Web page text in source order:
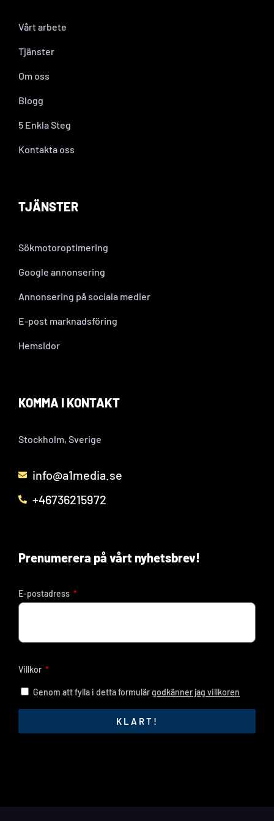
Vårt arbete
Tjänster
Om oss
Blogg
5 Enkla Steg
Kontakta oss
TJÄNSTER
Sökmotoroptimering
Google annonsering
Annonsering på sociala medier
E-post marknadsföring
Hemsidor
KOMMA I KONTAKT
Stockholm, Sverige
info@a1media.se
+46736215972
Prenumerera på vårt nyhetsbrev!
E-postadress
Villkor
Genom att fylla i detta formulärgodkänner jag villkoren
KLART!